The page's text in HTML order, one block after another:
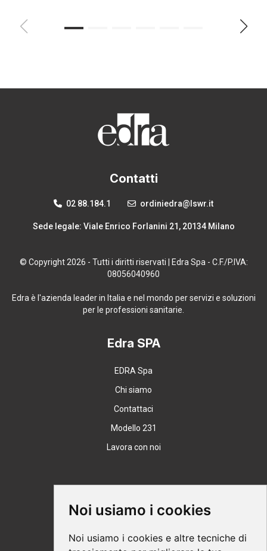
Noi usiamo i cookies
Noi usiamo i cookies e altre tecniche di
Contatti
02 88.184.1 ordiniedra@lswr.it
Sede legale: Viale Enrico Forlanini 21, 20134 Milano
© Copyright 2026 - Tutti i diritti riservati | Edra Spa - C.F./P.IVA:
08056040960
Edra è l'azienda leader in Italia e nel mondo per servizi e soluzioni
per le professioni sanitarie.
Edra SPA
EDRA Spa
Chi siamo
Contattaci
Modello 231
Lavora con noi
Supporto